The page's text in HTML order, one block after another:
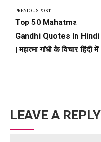
navigation
PREVIOUS POST
Previous
Post:
Top 50 Mahatma
Gandhi Quotes In Hindi
| महात्मा गांधी के विचार हिंदी में
LEAVE A REPLY